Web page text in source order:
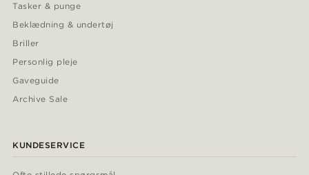
Tasker & punge
Beklædning & undertøj
Briller
Personlig pleje
Gaveguide
Archive Sale
KUNDESERVICE